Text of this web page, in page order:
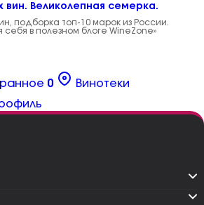
вин. Великолепная семерка.
подборка топ-10 марок из России.
в полезном блоге WineZone»
0
Винотеки